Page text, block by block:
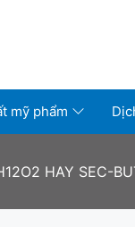
mỹ phẩm
HAY SEC-